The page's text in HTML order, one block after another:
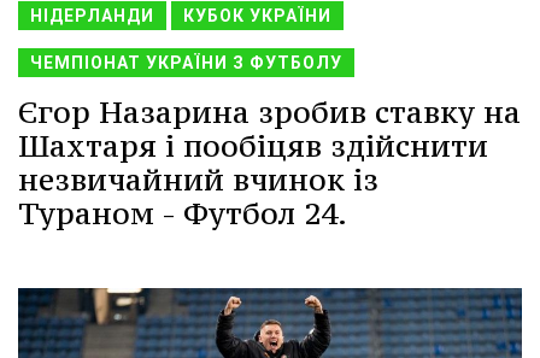
НІДЕРЛАНДИ КУБОК УКРАЇНИ
ЧЕМПІОНАТ УКРАЇНИ З ФУТБОЛУ
Єгор Назарина зробив ставку на
Шахтаря і пообіцяв здійснити
незвичайний вчинок із
Тураном - Футбол 24.